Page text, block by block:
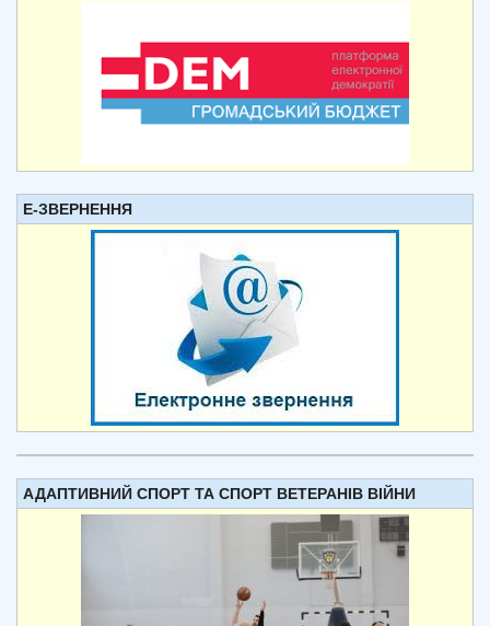
Е-ЗВЕРНЕННЯ
АДАПТИВНИЙ СПОРТ ТА СПОРТ ВЕТЕРАНІВ ВІЙНИ